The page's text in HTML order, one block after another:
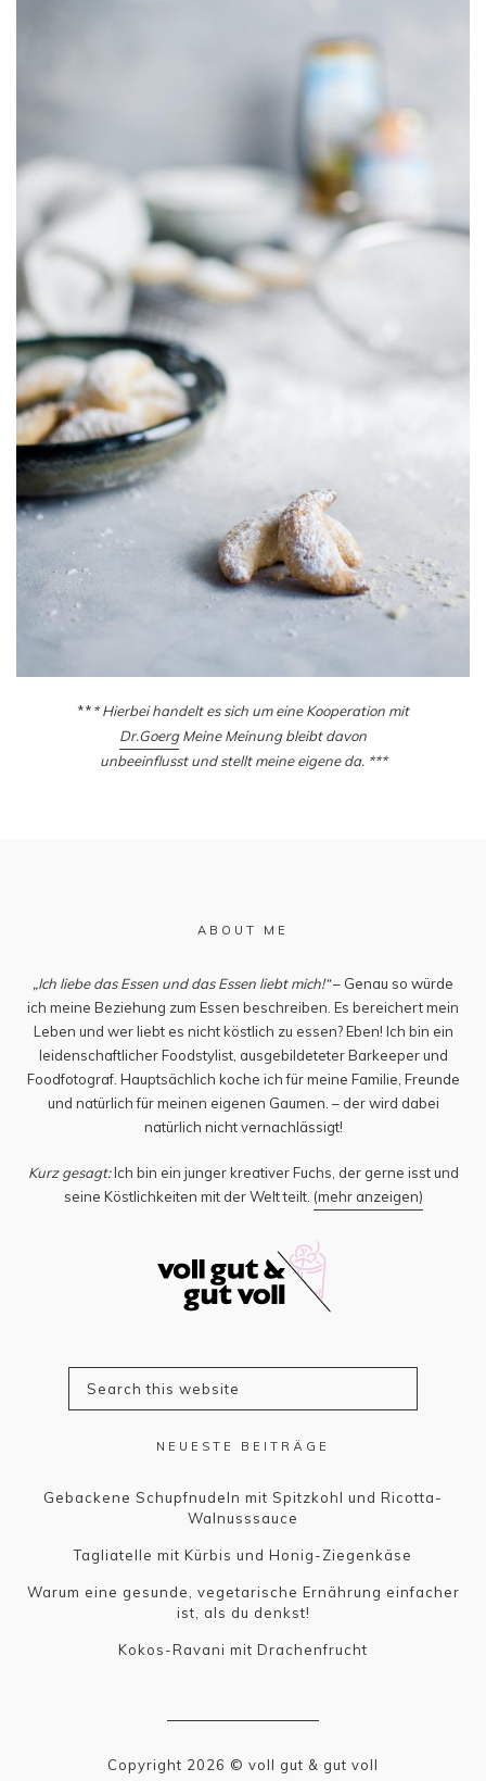
*** Hierbei handelt es sich um eine Kooperation mit
Dr.GoergMeine Meinung bleibt davon
unbeeinflusst und stellt meine eigene da. ***
ABOUT ME
„Ich liebe das Essen und das Essen liebt mich!“– Genau so würde
ich meine Beziehung zum Essen beschreiben. Es bereichert mein
Leben und wer liebt es nicht köstlich zu essen? Eben! Ich bin ein
leidenschaftlicher Foodstylist, ausgebildeteter Barkeeper und
Foodfotograf. Hauptsächlich koche ich für meine Familie, Freunde
und natürlich für meinen eigenen Gaumen. – der wird dabei
natürlich nicht vernachlässigt!
Kurz gesagt:Ich bin ein junger kreativer Fuchs, der gerne isst und
seine Köstlichkeiten mit der Welt teilt. (mehr anzeigen)
NEUESTE BEITRÄGE
Gebackene Schupfnudeln mit Spitzkohl und Ricotta-
Walnusssauce
Tagliatelle mit Kürbis und Honig-Ziegenkäse
Warum eine gesunde, vegetarische Ernährung einfacher
ist, als du denkst!
Kokos-Ravani mit Drachenfrucht
Copyright 2026 © voll gut & gut voll